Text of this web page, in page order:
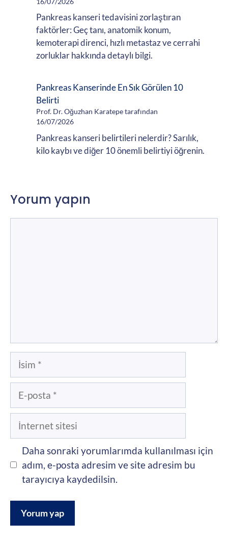
Pankreas kanseri tedavisini zorlaştıran
faktörler: Geç tanı, anatomik konum,
kemoterapi direnci, hızlı metastaz ve cerrahi
zorluklar hakkında detaylı bilgi.
Pankreas Kanserinde En Sık Görülen 10
Belirti
Prof. Dr. Oğuzhan Karatepe tarafından
16/07/2026
Pankreas kanseri belirtileri nelerdir? Sarılık,
kilo kaybı ve diğer 10 önemli belirtiyi öğrenin.
Yorum yapın
İsim
posta
İnternet
sitesi
Daha sonraki yorumlarımda kullanılması için
adım, e-posta adresim ve site adresim bu
tarayıcıya kaydedilsin.